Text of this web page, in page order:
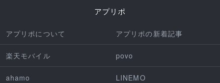
アプリポ
アプリポについて アプリポの新着記事
楽天モバイル povo
ahamo LINEMO